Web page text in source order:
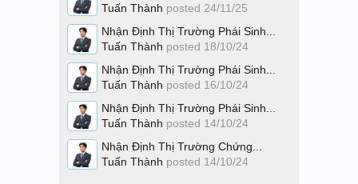
Tuấn Thành posted 24/11/25
Nhận Định Thị Trường Phái Sinh...
Tuấn Thành posted 18/10/24
Nhận Định Thị Trường Phái Sinh...
Tuấn Thành posted 16/10/24
Nhận Định Thị Trường Phái Sinh...
Tuấn Thành posted 14/10/24
Nhận Định Thị Trường Chứng...
Tuấn Thành posted 14/10/24